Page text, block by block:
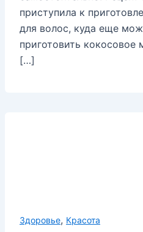
приступила к
для волос, куда еще
приготовить
[…]
Здоровье, Красота